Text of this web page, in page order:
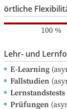
örtliche
100%
Lehr- und
E-Learning
Fallstudien
Prüfungen